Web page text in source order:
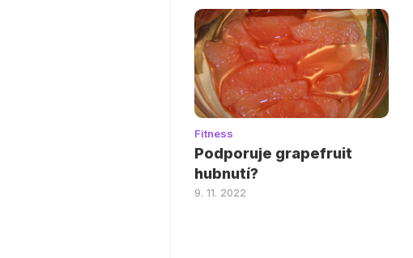
Fitness
Podporuje grapefruit
hubnutí?
9. 11. 2022